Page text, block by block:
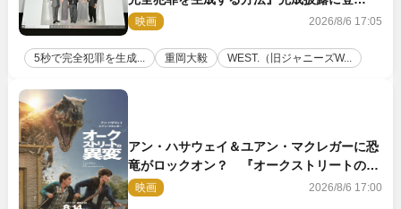
壇！ それぞれのAI活用術も発表
映画 2026/8/6 17:05
5秒で完全犯罪を生成... 重岡大毅 WEST.（旧ジャニーズW...
アン・ハサウェイ＆ユアン・マクレガーに恐
竜がロックオン？ 『オークストリートの異
変』新ビジュアル＆本編映像初解禁
映画 2026/8/6 17:00